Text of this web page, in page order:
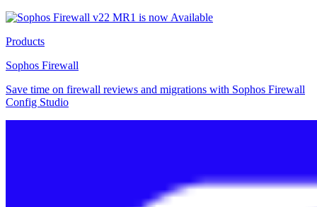
Products
Sophos Firewall
Save time on firewall reviews and migrations with Sophos Firewall
Config Studio